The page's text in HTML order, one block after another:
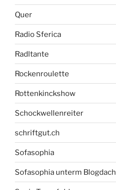
Quer
Radio Sferica
Radltante
Rockenroulette
Rottenkinckshow
Schockwellenreiter
schriftgut.ch
Sofasophia
Sofasophia unterm Blogdach